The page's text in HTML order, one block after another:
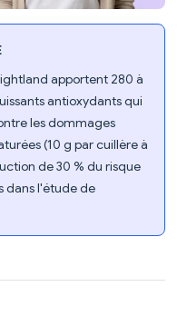
apportent 280 à
antioxydants qui
les dommages
(10 g par cuillère à
de 30 % du risque
dans l'étude de